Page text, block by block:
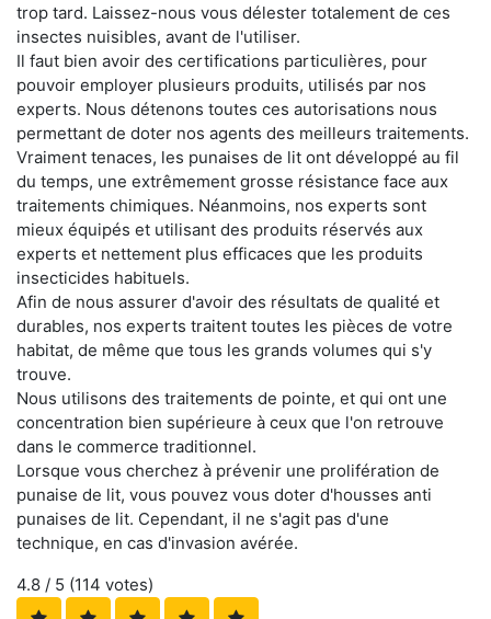
trop tard. Laissez-nous vous délester totalement de ces
insectes nuisibles, avant de l'utiliser.
Il faut bien avoir des certifications particulières, pour
pouvoir employer plusieurs produits, utilisés par nos
experts. Nous détenons toutes ces autorisations nous
permettant de doter nos agents des meilleurs traitements.
Vraiment tenaces, les punaises de lit ont développé au fil
du temps, une extrêmement grosse résistance face aux
traitements chimiques. Néanmoins, nos experts sont
mieux équipés et utilisant des produits réservés aux
experts et nettement plus efficaces que les produits
insecticides habituels.
Afin de nous assurer d'avoir des résultats de qualité et
durables, nos experts traitent toutes les pièces de votre
habitat, de même que tous les grands volumes qui s'y
trouve.
Nous utilisons des traitements de pointe, et qui ont une
concentration bien supérieure à ceux que l'on retrouve
dans le commerce traditionnel.
Lorsque vous cherchez à prévenir une prolifération de
punaise de lit, vous pouvez vous doter d'housses anti
punaises de lit. Cependant, il ne s'agit pas d'une
technique, en cas d'invasion avérée.
4.8 / 5 (114 votes)